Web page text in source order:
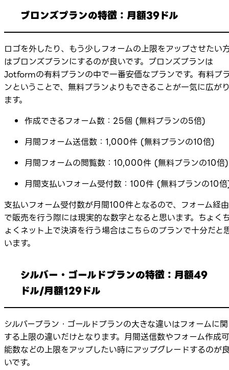
ブロンズプランの特徴：月額39ドル
ロゴを外したり、もう少しフォームの上限をアップさせたい
はブロンズプランにするのが良いです。ブロンズプランは
Jotformの有料プランの中で一番安価なプランです。有料プ
ンということで、無料プランよりもできることが一気に広が
ます。
作成できるフォーム数：25個 (無料プランの5倍)
月間フォーム送信数：1,000件 (無料プランの10倍)
月間フォームの閲覧数：10,000件 (無料プランの10倍)
月間支払いフォーム受付数：100件 (無料プランの10
支払いフォーム受付数が月間100件となるので、フォーム経由
で販売を行う際には現実的な数字となると思います。ちょく
ょくネット上で決済を行う場合はこちらのプランで十分だと
います。
シルバー・ゴールドプランの特徴：月額49
ドル/月額129ドル
シルバープラン・ゴールドプランの大きな違いはフォームに関
する上限の違いだけとなります。月間送信数やフォーム作成可
能数などの上限をアップしたい時にアップグレードするのが
いです。